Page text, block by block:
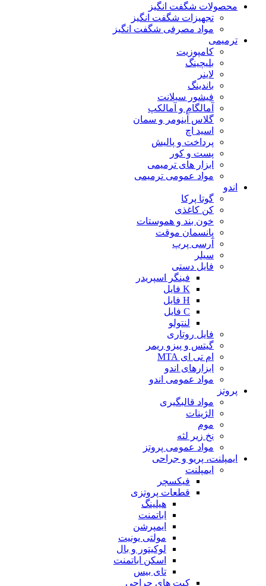
محصولات شگفت انگیز
تجهیزات شگفت انگیز
مواد مصرفی شگفت انگیز
ترمیمی
کامپوزیت
بلیچینگ
لاینر
باندینگ
فیشور سیلانت
آمالگام و آمالکپ
گلاس آینومر و سمان
اسید اچ
پرداخت و پالیش
پست و کور
ابزار های ترمیمی
مواد عمومی ترمیمی
اندو
گوتا پرکا
کن کاغذی
خون بند و هموستات
پانسمان موقت
آرسی پرپ
سیلر
فایل دستی
فینگر اسپریدر
K فایل
H فایل
C فایل
لنتولو
فایل روتاری
گیتس و پیزو ریمر
ام تی ای MTA
ابزارهای اندو
مواد عمومی اندو
پروتز
مواد قالبگیری
الژینات
موم
نخ زیر لثه
مواد عمومی پروتز
ایمپلنت، پریو و جراحی
ایمپلنت
فیکسچر
قطعات پروتزی
هیلینگ
اباتمنت
ایمپرشن
مولتی یونیت
لوکیتور و بال
اسکن اباتمنت
تای بیس
کیت های جراحی